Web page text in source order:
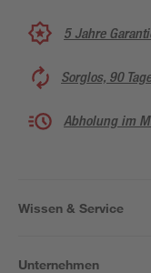
5 Jahre
Sorglos, 90
Abholung im
Wissen & Service
Unternehmen